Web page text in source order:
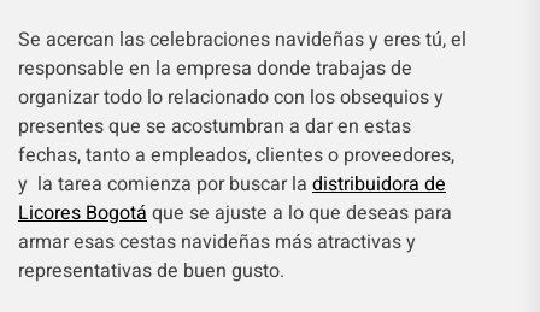
Se acercan las celebraciones navideñas y eres tú, el
responsable en la empresa donde trabajas de
organizar todo lo relacionado con los obsequios y
presentes que se acostumbran a dar en estas
fechas, tanto a empleados, clientes o proveedores,
y la tarea comienza por buscar la distribuidora de
Licores Bogotá que se ajuste a lo que deseas para
armar esas cestas navideñas más atractivas y
representativas de buen gusto.